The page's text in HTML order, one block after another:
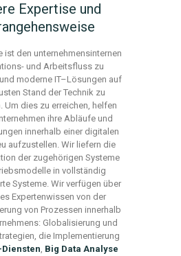
Expertise und
ist den unternehmensinternen
und Arbeitsfluss zu
moderne IT–Lösungen auf
Stand der Technik zu
Um dies zu erreichen, helfen
ihre Abläufe und
innerhalb einer digitalen
aufzustellen. Wir liefern die
der zugehörigen Systeme
in vollständig
Systeme. Wir verfügen über
Expertenwissen von der
von Prozessen innerhalb
Globalisierung und
rategien, dieImplementierung
ensten, Big Data Analyse